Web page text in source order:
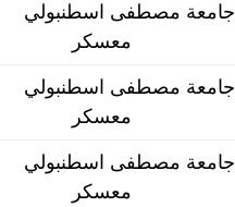
جامعة مصطفى اسطنبولي
جامعة مصطفى اسطنبولي
جامعة مصطفى اسطنبولي